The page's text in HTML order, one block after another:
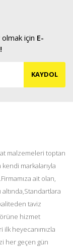
için E-
KAYDOL
malzemeleri toptan
markalarıyla
ait olan,
altında,Standartlara
taviz
hizmet
heyecanımızla
her geçen gün